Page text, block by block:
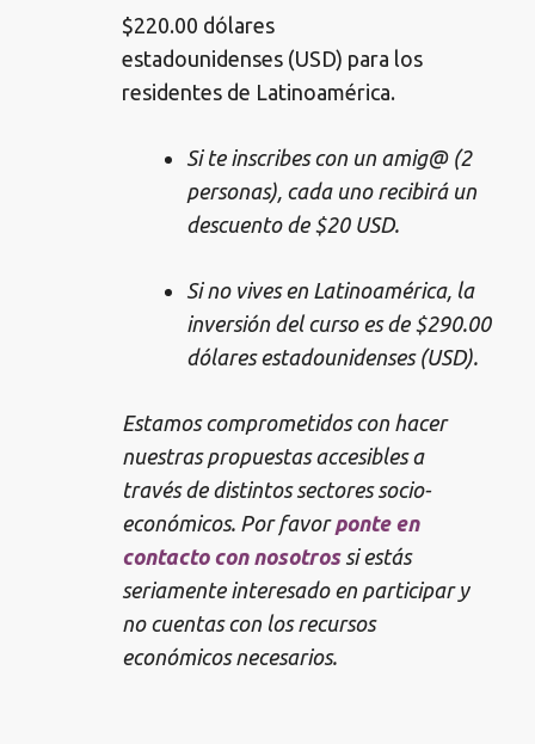
$220.00 dólares
estadounidenses (USD) para los
residentes de Latinoamérica.
Si te inscribes con un amig@ (2
personas), cada uno recibirá un
descuento de $20 USD.
Si no vives en Latinoamérica, la
inversión del curso es de $290.00
dólares estadounidenses (USD).
Estamos comprometidos con hacer
nuestras propuestas accesibles a
través de distintos sectores socio-
económicos. Por favorponte en
contacto con nosotrossi estás
seriamente interesado en participar y
no cuentas con los recursos
económicos necesarios.